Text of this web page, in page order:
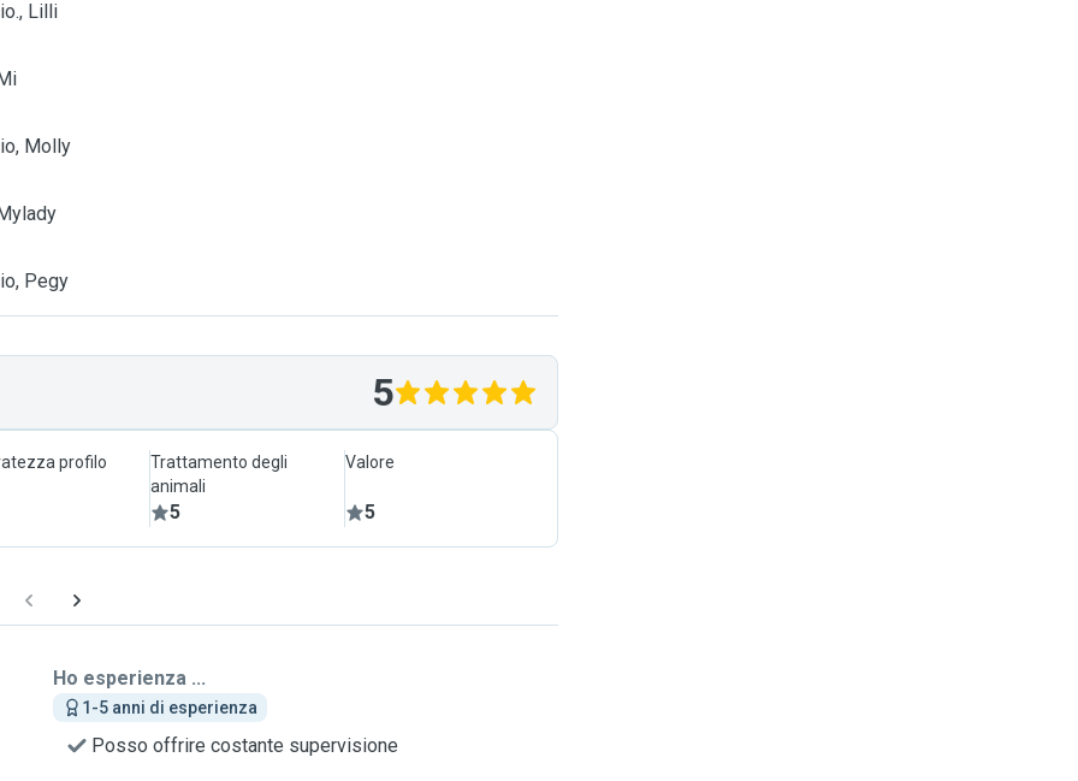
Lilli
Molly
Pegy
5
profilo
Trattamento degli
animali
5
Valore
5
Ho esperienza ...
1-5 anni di esperienza
Posso offrire costante supervisione